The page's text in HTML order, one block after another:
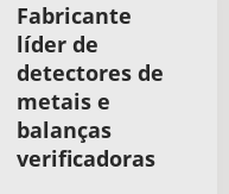
Fabricante
líder de
detectores de
metais e
balanças
verificadoras